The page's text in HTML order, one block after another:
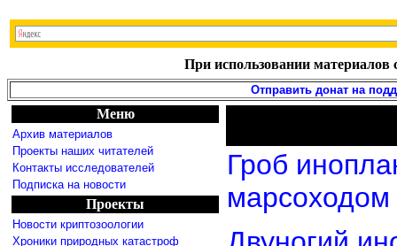
При использовании материалов
Отправить донат на
Меню
Архив материалов
Проекты наших читателей
Контакты исследователей
Подписка на новости
Проекты
Новости криптозоологии
Хроники природных катастроф
Гроб
марсоходом